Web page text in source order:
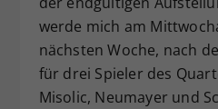
werde mich am
nächsten Woche, nach
für drei Spieler des
Misolic, Neumayer und